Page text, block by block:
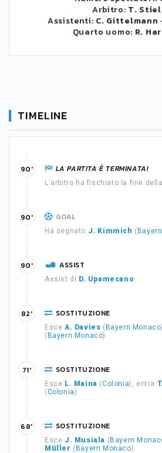
Arbitro: T.
Assistenti: C. Gittelmann
Quarto uomo: R.
TIMELINE
LA PARTITA È TERMINATA!
L'arbitro ha fischiato la fine
90'
GOAL
Ha segnato J. Kimmich (
90'
ASSIST
Assist di D. Upamecano
90'
SOSTITUZIONE
Esce A. Davies ( Bayern Monaco
( Bayern Monaco)
82'
SOSTITUZIONE
Esce L. Maina (Colonia), entra
(Colonia)
71'
SOSTITUZIONE
Esce J. Musiala ( Bayern
Müller ( Bayern Monaco)
68'